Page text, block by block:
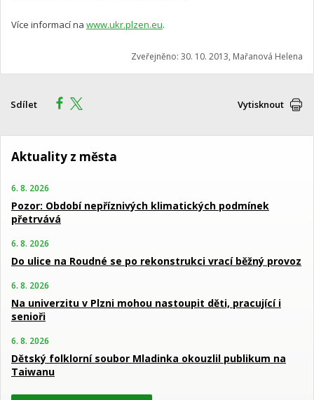
Více informací na www.ukr.plzen.eu.
Zveřejněno: 30. 10. 2013, Mařanová Helena
Sdílet Vytisknout
Aktuality z města
6. 8. 2026
Pozor: Období nepříznivých klimatických podmínek
přetrvává
6. 8. 2026
Do ulice na Roudné se po rekonstrukci vrací běžný provoz
6. 8. 2026
Na univerzitu v Plzni mohou nastoupit děti, pracující i
senioři
6. 8. 2026
Dětský folklorní soubor Mladinka okouzlil publikum na
Taiwanu